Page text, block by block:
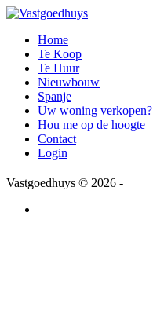
Home
Te Koop
Te Huur
Nieuwbouw
Spanje
Uw woning verkopen?
Hou me op de hoogte
Contact
Login
Vastgoedhuys © 2026 -